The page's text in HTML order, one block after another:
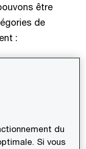
être
de
:
du
Si vous